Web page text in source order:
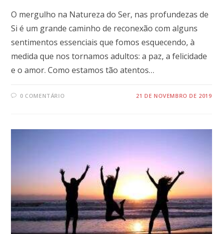
O mergulho na Natureza do Ser, nas profundezas de
Si é um grande caminho de reconexão com alguns
sentimentos essenciais que fomos esquecendo, à
medida que nos tornamos adultos: a paz, a felicidade
e o amor. Como estamos tão atentos…
0 COMENTÁRIO 21 DE NOVEMBRO DE 2019